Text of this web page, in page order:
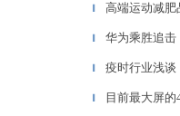
▎ 高端运动减肥
▎ 华为乘胜追击
▎ 疫时行业浅谈
▎ 目前最大屏